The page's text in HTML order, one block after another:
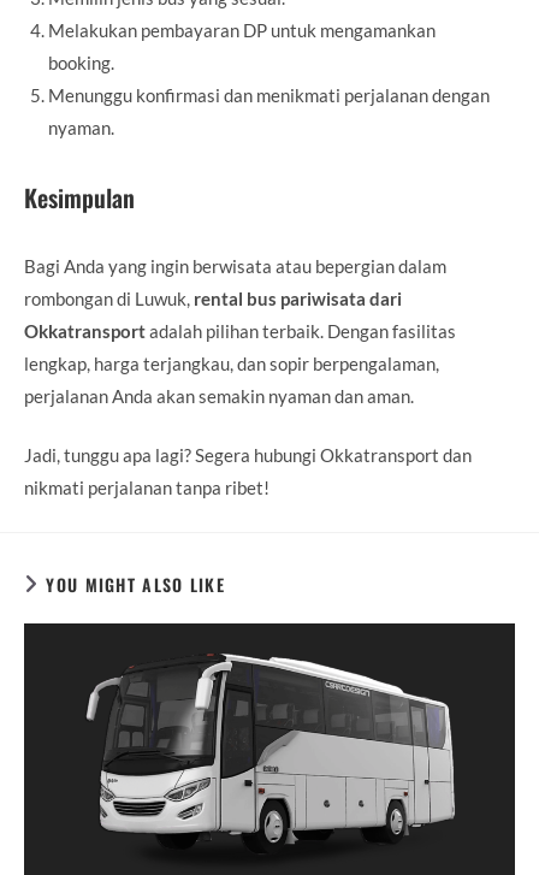
Melakukan pembayaran DP untuk mengamankan
booking.
Menunggu konfirmasi dan menikmati perjalanan dengan
nyaman.
Kesimpulan
Bagi Anda yang ingin berwisata atau bepergian dalam
rombongan di Luwuk, rental bus pariwisata dari
Okkatransportadalah pilihan terbaik. Dengan fasilitas
lengkap, harga terjangkau, dan sopir berpengalaman,
perjalanan Anda akan semakin nyaman dan aman.
Jadi, tunggu apa lagi? Segera hubungi Okkatransport dan
nikmati perjalanan tanpa ribet!
YOU MIGHT ALSO LIKE